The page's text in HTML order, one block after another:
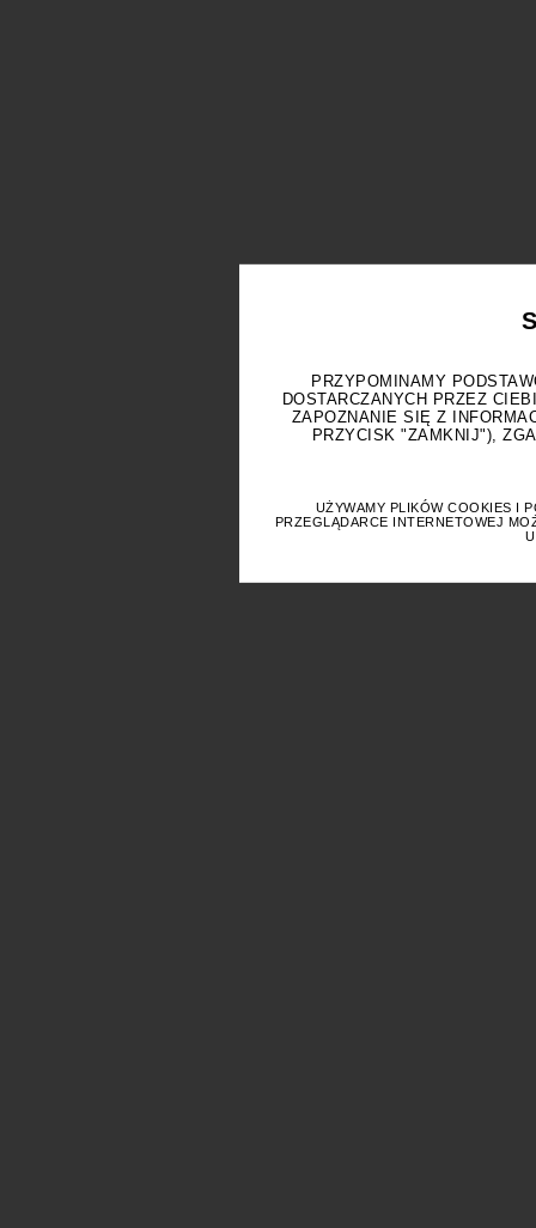
PRZYPOMINAMY
DOSTARCZANYCH PRZEZ
ZAPOZNANIE SIĘ Z
PRZYCISK "ZAMKNIJ"),
UŻYWAMY PLIKÓW COOKIES I
PRZEGLĄDARCE INTERNETOWEJ